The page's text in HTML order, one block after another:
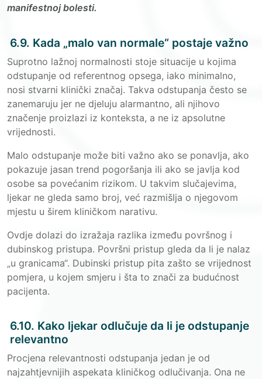
manifestnoj bolesti.
6.9. Kada „malo van normale“ postaje važno
Suprotno lažnoj normalnosti stoje situacije u kojima
odstupanje od referentnog opsega, iako minimalno,
nosi stvarni klinički značaj. Takva odstupanja često se
zanemaruju jer ne djeluju alarmantno, ali njihovo
značenje proizlazi iz konteksta, a ne iz apsolutne
vrijednosti.
Malo odstupanje može biti važno ako se ponavlja, ako
pokazuje jasan trend pogoršanja ili ako se javlja kod
osobe sa povećanim rizikom. U takvim slučajevima,
ljekar ne gleda samo broj, već razmišlja o njegovom
mjestu u širem kliničkom narativu.
Ovdje dolazi do izražaja razlika između površnog i
dubinskog pristupa. Površni pristup gleda da li je nalaz
„u granicama“. Dubinski pristup pita zašto se vrijednost
pomjera, u kojem smjeru i šta to znači za budućnost
pacijenta.
6.10. Kako ljekar odlučuje da li je odstupanje
relevantno
Procjena relevantnosti odstupanja jedan je od
najzahtjevnijih aspekata kliničkog odlučivanja. Ona ne